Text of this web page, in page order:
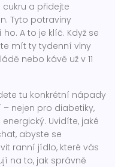
a přidejte
Tyto potraviny
A to je klíč. Když se
mít ty tydenní vlny
nebo kávě už v 11
tu konkrétní nápady
nejen pro diabetiky,
Uvidíte, jaké
abyste se
ranní jídlo, které vás
na to, jak správně